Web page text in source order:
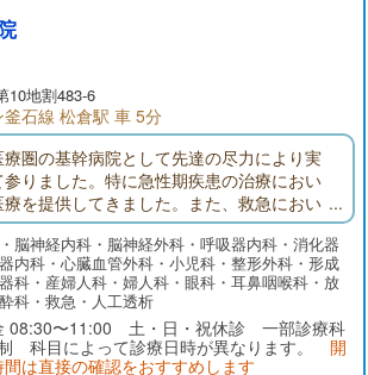
10地割483-6
石線 松倉駅 車 5分
圏の基幹病院として先達の尽力により実
りました。特に急性期疾患の治療におい
を提供してきました。また、救急におい
をモットーに診療体制を整えておりま
脳神経内科・脳神経外科・呼吸器内科・消化器
内科・心臓血管外科・小児科・整形外科・形成
科・産婦人科・婦人科・眼科・耳鼻咽喉科・放
科・救急・人工透析
08:30〜11:00 土・日・祝休診 一部診療科
科目によって診療日時が異なります。 開
は直接の確認をおすすめします